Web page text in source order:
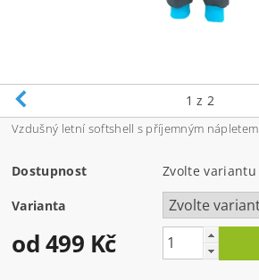
1 z 2
Vzdušný letní softshell s příjemným nápletem.
Dostupnost Zvolte variantu
Varianta
od 499 Kč